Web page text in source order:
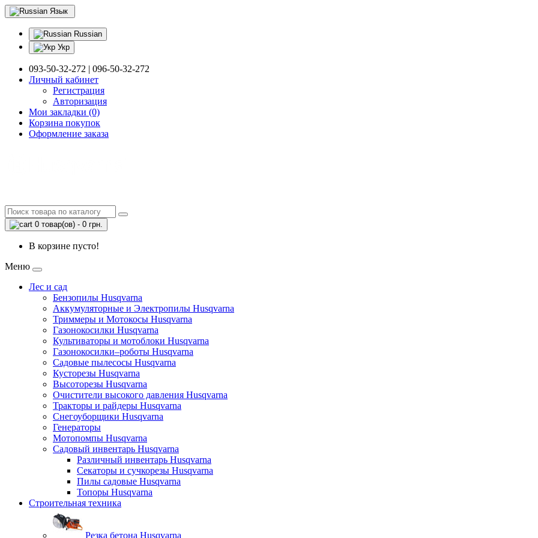
Язык
Russian
Укр
093-50-32-272 | 096-50-32-272
Личный кабинет
Регистрация
Авторизация
Мои закладки (0)
Корзина покупок
Оформление заказа
0 товар(ов) - 0 грн.
В корзине пусто!
Меню
Лес и сад
Бензопилы Husqvarna
Аккумуляторные и Электропилы Нusqvarna
Триммеры и Мотокосы Нusqvarna
Газонокосилки Husqvarna
Культиваторы и мотоблоки Husqvarna
Газонокосилки–роботы Husqvarna
Садовые пылесосы Husqvarna
Кусторезы Husqvarna
Высоторезы Husqvarna
Очистители высокого давления Husqvarna
Тракторы и райдеры Husqvarna
Снегоуборщики Husqvarna
Генераторы
Мотопомпы Husqvarna
Садовый инвентарь Husqvarna
Различный инвентарь Husqvarna
Секаторы и сучкорезы Husqvarna
Пилы садовые Husqvarna
Топоры Husqvarna
Строительная техника
Резка бетона Husqvarna